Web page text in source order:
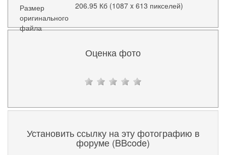
Размер
оригинального
файла
206.95 Кб (1087 x 613 пикселей)
Оценка фото
Установить ссылку на эту фотографию в
форуме (BBcode)